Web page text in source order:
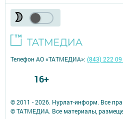
© 2011 - 2026. Нурлат-⁠информ. Все
© ТАТМЕДИА. Все материалы,
Телефон АО «ТАТМЕДИА»:(843) 222
16+